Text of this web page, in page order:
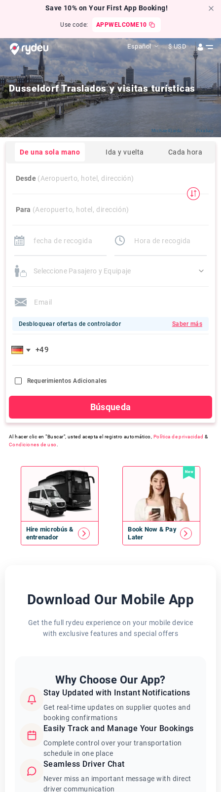
Save 10% on Your First App Booking!
Use code: APPWELCOME10
Español $ USD
Dusseldorf Traslados y visitas turísticas
MichaelGaida Pixabay
De una sola mano Ida y vuelta Cada hora
Desde (Aeropuerto, hotel, dirección)
Para (Aeropuerto, hotel, dirección)
Seleccione Pasajero y Equipaje
Desbloquear ofertas de controlador Saber más
Requerimientos Adicionales
Búsqueda
Al hacer clic en "Buscar", usted acepta el registro automático, Política de privacidad &
Condiciones de uso
Hire microbús &
entrenador
New
Book Now & Pay
Later
Download Our Mobile App
Get the full rydeu experience on your mobile device
with exclusive features and special offers
Why Choose Our App?
Stay Updated with Instant Notifications
Get real-time updates on supplier quotes and
booking confirmations
Easily Track and Manage Your Bookings
Complete control over your transportation
schedule in one place
Seamless Driver Chat
Never miss an important message with direct
driver communication